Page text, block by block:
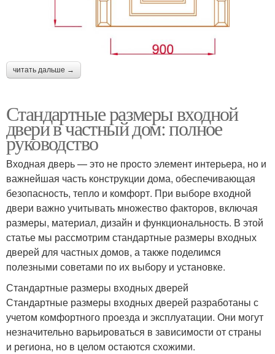
читать дальше →
Стандартные размеры входной
двери в частный дом: полное
руководство
Входная дверь — это не просто элемент интерьера, но и
важнейшая часть конструкции дома, обеспечивающая
безопасность, тепло и комфорт. При выборе входной
двери важно учитывать множество факторов, включая
размеры, материал, дизайн и функциональность. В этой
статье мы рассмотрим стандартные размеры входных
дверей для частных домов, а также поделимся
полезными советами по их выбору и установке.
Стандартные размеры входных дверей
Стандартные размеры входных дверей разработаны с
учетом комфортного проезда и эксплуатации. Они могут
незначительно варьироваться в зависимости от страны
и региона, но в целом остаются схожими.